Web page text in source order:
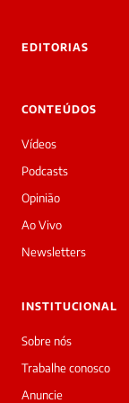
Bom
dia!
Sou
a
daqui
do
Prime.
Marcos
Eduardo
Carvalho
acabou
de
EDITORIAS
CONTEÚDOS
Vídeos
Podcasts
Opinião
Ao Vivo
Newsletters
INSTITUCIONAL
Sobre nós
Trabalhe conosco
Anuncie